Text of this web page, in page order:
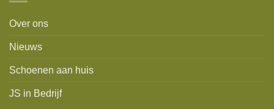
Over ons
Nieuws
Schoenen aan huis
JS in Bedrijf